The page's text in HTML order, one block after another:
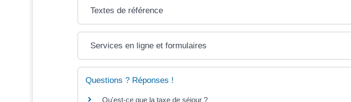
Textes de référence
Services en ligne et formulaires
Questions ? Réponses !
Qu'est-ce que la taxe de séjour ?